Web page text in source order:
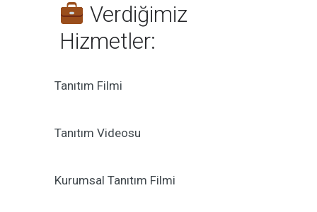
Verdiğimiz
Hizmetler:
Tanıtım Filmi
Tanıtım Videosu
Kurumsal Tanıtım Filmi